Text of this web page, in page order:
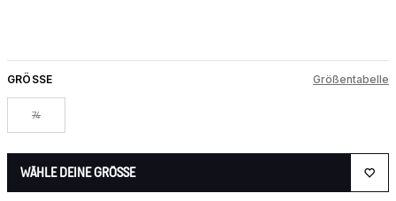
GRÖSSE Größentabelle
74
WÄHLE DEINE GRÖSSE